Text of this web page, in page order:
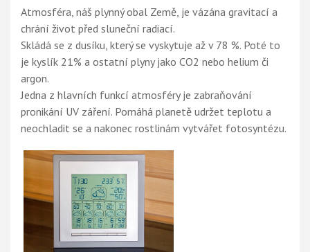
Atmosféra, náš plynný obal Země, je vázána gravitací a
chrání život před sluneční radiací.
Skládá se z dusíku, který se vyskytuje až v 78 %. Poté to
je kyslík 21% a ostatní plyny jako CO2 nebo helium či
argon.
Jedna z hlavních funkcí atmosféry je zabraňování
pronikání UV záření. Pomáhá planetě udržet teplotu a
neochladit se a nakonec rostlinám vytvářet fotosyntézu.